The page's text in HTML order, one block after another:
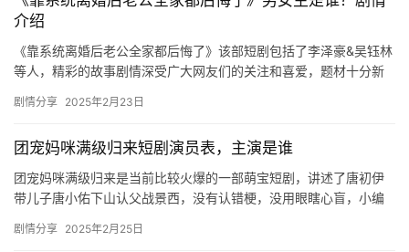
主
星
🎬
短
剧
剧
介绍
《靠系统离婚后老公全家都后悔了》该部短剧包括了李泽豪&吴钰林
等人，精彩的故事剧情深受广大网友们的关注和喜爱，题材十分新
剧情分享 2025年2月23日
团宠妈咪满级归来短剧演员表，主演是谁
团宠妈咪满级归来是当前比较火爆的一部萌宝短剧，讲述了唐初伊
带儿子唐小佑下山认父战景西，没有认错梗，没用眼瞎心盲，小编
张正…
剧情分享 2025年2月25日